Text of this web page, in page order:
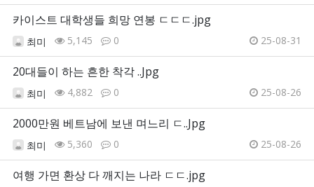
카이스트 대학생들 희망 연봉 ㄷㄷㄷ.jpg
최미 5,145 0 25-08-31
20대들이 하는 흔한 착각 ..Jpg
최미 4,882 0 25-08-26
2000만원 베트남에 보낸 며느리 ㄷ..Jpg
최미 5,360 0 25-08-26
여행 가면 환상 다 깨지는 나라 ㄷㄷ.jpg